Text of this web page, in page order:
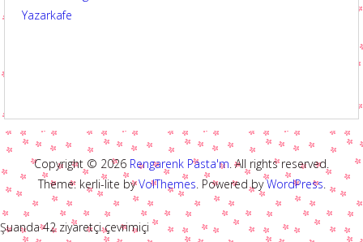
Copyright © 2026 Rengarenk Pasta'm. All rights reserved.
Theme: kerli-lite byVolThemes. Powered byWordPress.
Şuanda 42 ziyaretçi çevrimiçi